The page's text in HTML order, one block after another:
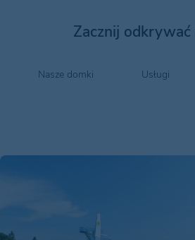
Zacznij
Nasze domki Usługi